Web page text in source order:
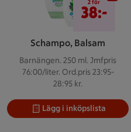
Schampo, Balsam
Barnängen. 250 ml. Jmfpris
76:00/liter. Ord.pris 23:95-
28:95 kr.
2 för
38:-
Lägg i inköpslista